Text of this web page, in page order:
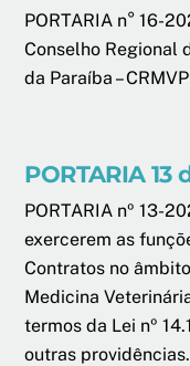
PORTARIA n° 16-
Conselho Regional
da Paraíba –
PORTARIA
PORTARIA nº 13-
exercerem as
Contratos no
Medicina
termos da Lei nº
outras providências.